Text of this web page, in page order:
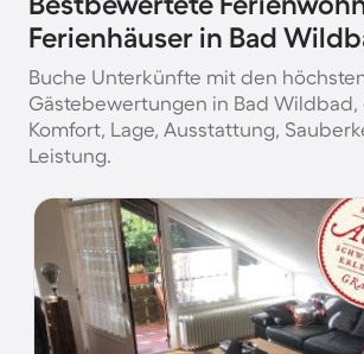
Ferienhäuser in Bad
Buche Unterkünfte mit den
Gästebewertungen in Bad
Komfort, Lage, Ausstattung,
Leistung.